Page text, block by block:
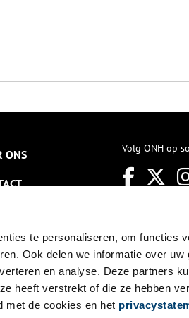
te personaliseren, om functies
Ook delen we informatie over uw
en analyse. Deze partners
heeft verstrekt of die ze hebben
met de cookies en het
ONS Volg ONH op